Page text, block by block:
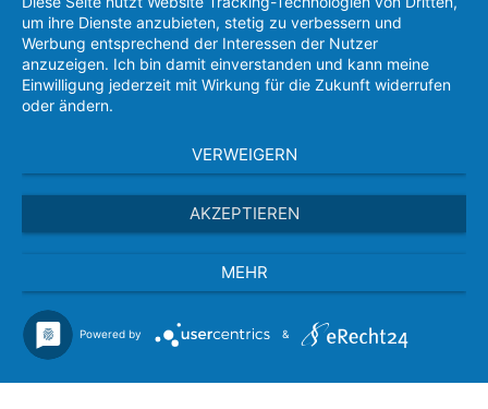
um ihre Dienste anzubieten, stetig zu verbessern und
Werbung entsprechend der Interessen der Nutzer
anzuzeigen. Ich bin damit einverstanden und kann meine
Einwilligung jederzeit mit Wirkung für die Zukunft widerrufen
oder ändern.
VERWEIGERN
AKZEPTIEREN
MEHR
Powered by &